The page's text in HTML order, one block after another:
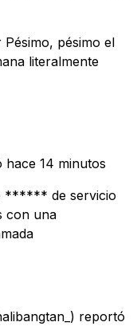
Pésimo, pésimo el
literalmente
hace 14 minutos
****** de servicio
con una
reportó